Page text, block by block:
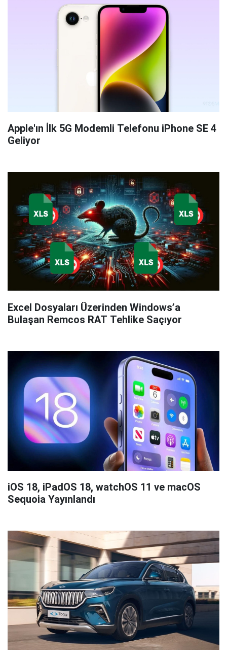
Apple'ın İlk 5G Modemli Telefonu iPhone SE 4
Geliyor
Excel Dosyaları Üzerinden Windows’a
Bulaşan Remcos RAT Tehlike Saçıyor
iOS 18, iPadOS 18, watchOS 11 ve macOS
Sequoia Yayınlandı